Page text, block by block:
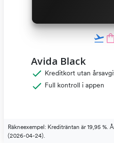
Avida Black
Kreditkort utan
Full kontroll i appen
Räkneexempel: Krediträntan är 19,95
(2026-04-24).